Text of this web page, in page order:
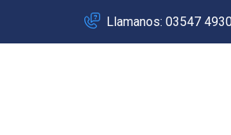
Llamanos: 03547